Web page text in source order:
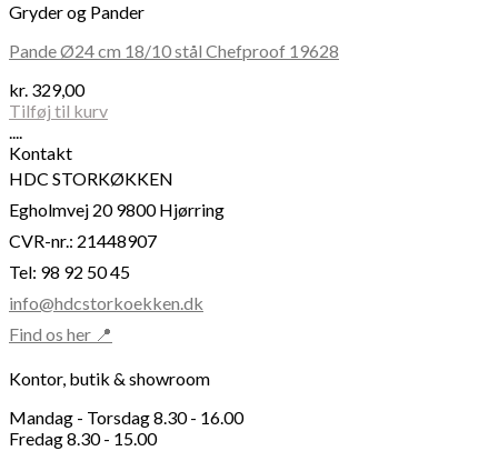
Gryder og Pander
Pande Ø24 cm 18/10 stål Chefproof 19628
kr. 329,00
Tilføj til kurv
....
Kontakt
HDC STORKØKKEN
Egholmvej 20 9800 Hjørring
CVR-nr.: 21448907
Tel: 98 92 50 45
info@hdcstorkoekken.dk
Find os her 📍
Kontor, butik & showroom
Mandag - Torsdag 8.30 - 16.00
Fredag 8.30 - 15.00